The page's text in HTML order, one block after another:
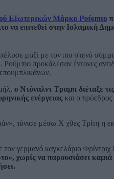
Εξωτερικών Μάρκο Ρούμπιο
να επιτεθεί στην Ισλαμική
μαζί με τον πιο στενό
προκάλεσαν έντονες
ο Ντόναλντ Τραμπ διέταξε
ενέργειας και ο
τόνισε μέσω X χθες Τρίτη η
γερμανό καγκελάριο
χωρίς να παρουσιάσει καμιά